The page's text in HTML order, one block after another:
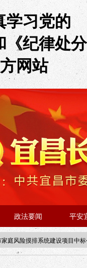
学习党的
《纪律处分
网站
政法要闻 平安
家庭风险摸排系统建设项目中
人民大学入校工作提醒